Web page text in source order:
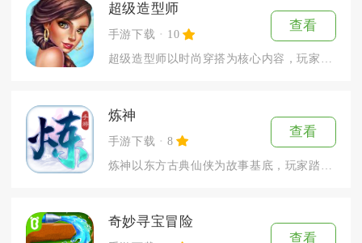
超级造型师
手游下载 10
查看
炼神
手游下载 8
查看
奇妙寻宝冒险
查看